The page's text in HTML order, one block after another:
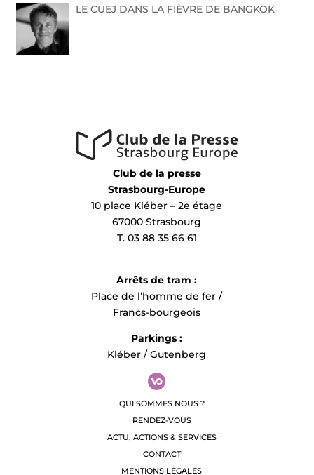
LE CUEJ DANS LA FIÈVRE DE BANGKOK
Club de la presse
Strasbourg-Europe
10 place Kléber – 2e étage
67000 Strasbourg
T. 03 88 35 66 61
Arrêts de tram :
Place de l’homme de fer /
Francs-bourgeois
Parkings :
Kléber / Gutenberg
QUI SOMMES NOUS ?
RENDEZ-VOUS
ACTU, ACTIONS & SERVICES
CONTACT
MENTIONS LÉGALES